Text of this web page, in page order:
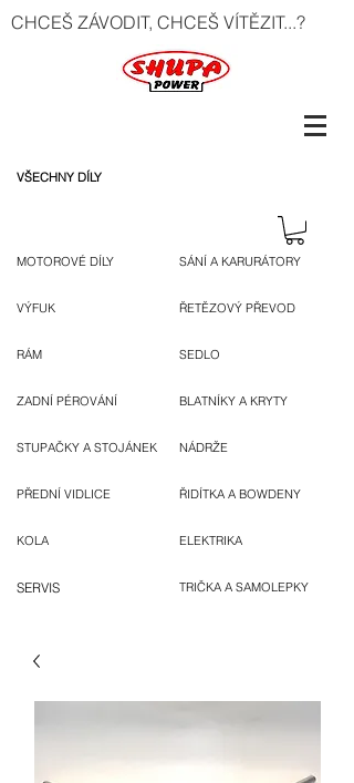
CHCEŠ ZÁVODIT, CHCEŠ VÍTĚZIT...?
VŠECHNY DÍLY
MOTOROVÉ DÍLY
VÝFUK
RÁM
ZADNÍ PÉROVÁNÍ
STUPAČKY A STOJÁNEK
PŘEDNÍ VIDLICE
KOLA
SERVIS
SÁNÍ A KARURÁTORY
ŘETĚZOVÝ PŘEVOD
SEDLO
BLATNÍKY A KRYTY
NÁDRŽE
ŘIDÍTKA A BOWDENY
ELEKTRIKA
TRIČKA A SAMOLEPKY